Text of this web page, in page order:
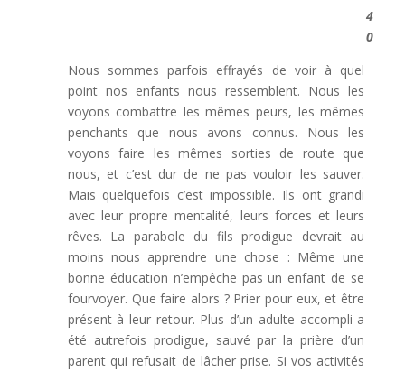
4
0
Nous sommes parfois effrayés de voir à quel
point nos enfants nous ressemblent. Nous les
voyons combattre les mêmes peurs, les mêmes
penchants que nous avons connus. Nous les
voyons faire les mêmes sorties de route que
nous, et c’est dur de ne pas vouloir les sauver.
Mais quelquefois c’est impossible. Ils ont grandi
avec leur propre mentalité, leurs forces et leurs
rêves. La parabole du fils prodigue devrait au
moins nous apprendre une chose : Même une
bonne éducation n’empêche pas un enfant de se
fourvoyer. Que faire alors ? Prier pour eux, et être
présent à leur retour. Plus d’un adulte accompli a
été autrefois prodigue, sauvé par la prière d’un
parent qui refusait de lâcher prise. Si vos activités